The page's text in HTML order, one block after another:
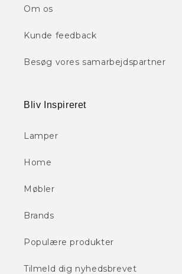
Om os
Kunde feedback
Besøg vores samarbejdspartner
Bliv Inspireret
Lamper
Home
Møbler
Brands
Populære produkter
Tilmeld dig nyhedsbrevet